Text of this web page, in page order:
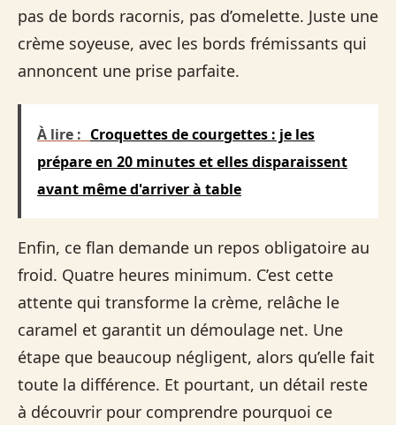
pas de bords racornis, pas d’omelette. Juste une
crème soyeuse, avec les bords frémissants qui
annoncent une prise parfaite.
À lire : Croquettes de courgettes : je les
prépare en 20 minutes et elles disparaissent
avant même d'arriver à table
Enfin, ce flan demande un repos obligatoire au
froid. Quatre heures minimum. C’est cette
attente qui transforme la crème, relâche le
caramel et garantit un démoulage net. Une
étape que beaucoup négligent, alors qu’elle fait
toute la différence. Et pourtant, un détail reste
à découvrir pour comprendre pourquoi ce